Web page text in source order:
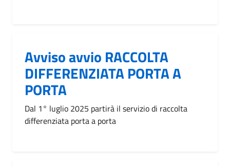
Avviso avvio RACCOLTA
DIFFERENZIATA PORTA A
PORTA
Dal 1° luglio 2025 partirà il servizio di raccolta
differenziata porta a porta